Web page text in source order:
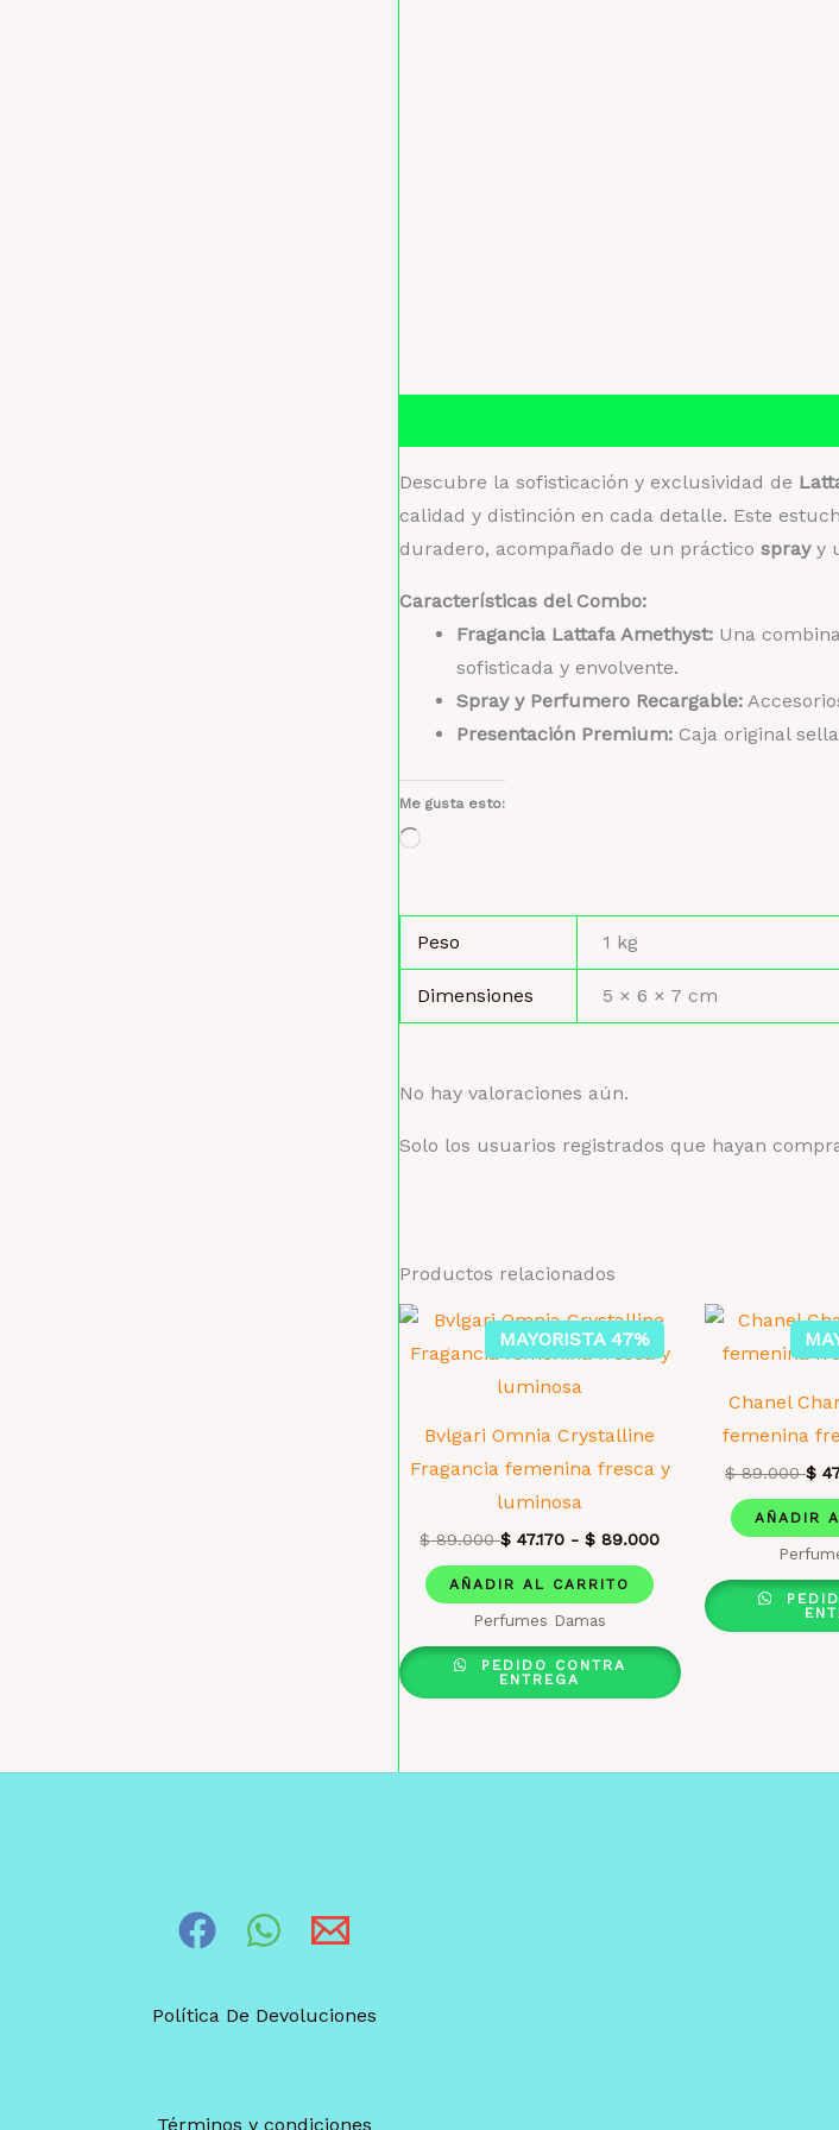
Descubre la sofisticación y exclusividad de
calidad y distinción en cada detalle. Este
duradero, acompañado de un práctico sprayy
Características del Combo:
Fragancia Lattafa Amethyst: Una
sofisticada y envolvente.
Spray y Perfumero Recargable:
Presentación Premium: Caja original
Me gusta esto:
Cargando...
Peso 1 kg
Dimensiones 5 × 6 × 7 cm
No hay valoraciones aún.
Solo los usuarios registrados que hayan
Productos relacionados
MAYORISTA 47%
Bvlgari Omnia Crystalline
Fragancia femenina fresca y
luminosa
$89.000 $ 47.170 -$ 89.000
AÑADIR AL CARRITO
Perfumes Damas
PEDIDO CONTRA
ENTREGA
Chanel
femenina
$89.000 $
AÑADIR
Política De Devoluciones
Términos y condiciones